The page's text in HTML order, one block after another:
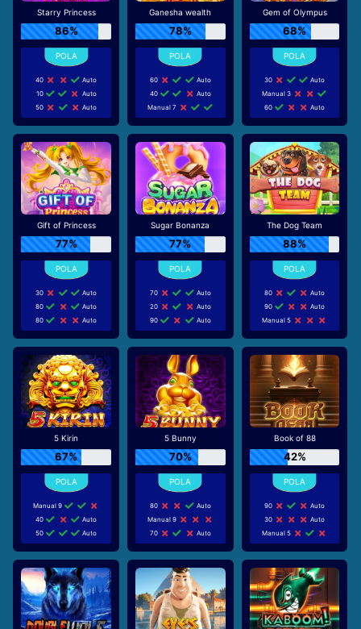
Starry Princess
86%
40
Auto
10
Auto
50
Auto
Ganesha wealth
78%
60
Auto
40
Auto
Manual 7
Gem of Olympus
68%
30
Auto
Manual 3
60
Auto
Gift of Princess
77%
30
Auto
80
Auto
80
Auto
Sugar Bonanza
77%
70
Auto
20
Auto
90
Auto
The Dog Team
88%
80
Auto
90
Auto
Manual 5
5 Kirin
67%
Manual 9
40
Auto
50
Auto
5 Bunny
70%
80
Auto
Manual 9
70
Auto
Book of 88
42%
90
Auto
30
Auto
Manual 5